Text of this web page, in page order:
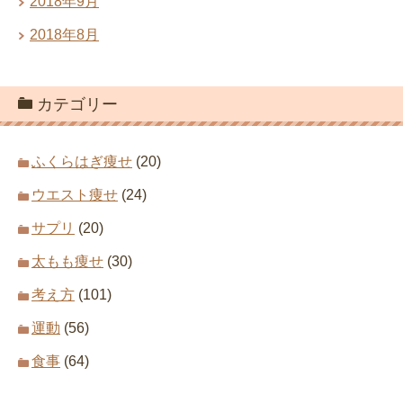
2018年8月
カテゴリー
ふくらはぎ痩せ (20)
ウエスト痩せ (24)
サプリ (20)
太もも痩せ (30)
考え方 (101)
運動 (56)
食事 (64)